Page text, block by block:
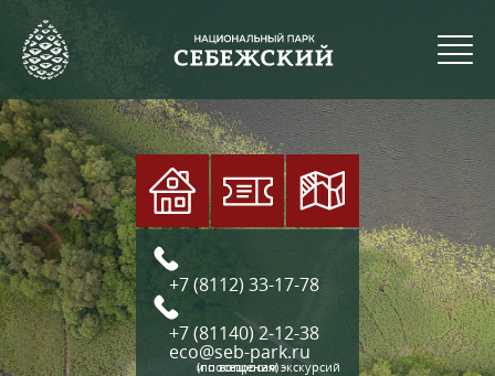
+7 (8112) 33-17-78
+7 (81140) 2-12-38
eco@seb-park.ru
(по вопросам экскурсий и посещения)